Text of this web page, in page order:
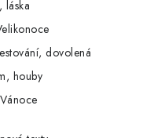
láska
dovolená
houby